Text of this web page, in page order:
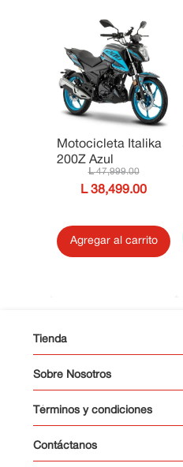
Motocicleta Italika
200Z Azul
47,999.00
38,499.00
Agregar al carrito
Tienda
Sobre Nosotros
Términos y condiciones
Contáctanos